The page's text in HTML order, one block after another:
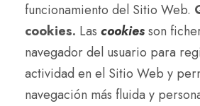
funcionamiento del Sitio Web.
cookies. Las cookiesson
navegador del usuario para
actividad en el Sitio Web y
navegación más fluida y